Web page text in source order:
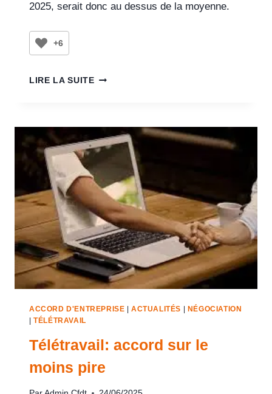
2025, serait donc au dessus de la moyenne.
+6
LIRE LA SUITE
ACCORD D'ENTREPRISE |ACTUALITÉS | NÉGOCIATION
|TÉLÉTRAVAIL
Télétravail: accord sur le
moins pire